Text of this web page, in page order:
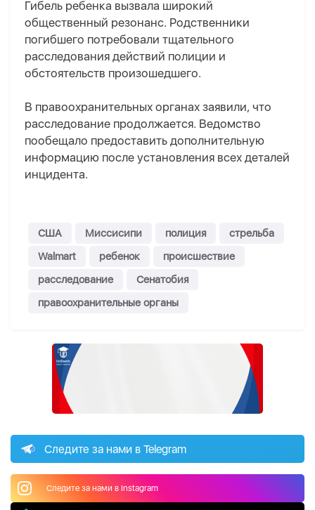
Гибель ребенка вызвала широкий
общественный резонанс. Родственники
погибшего потребовали тщательного
расследования действий полиции и
обстоятельств произошедшего.
В правоохранительных органах заявили, что
расследование продолжается. Ведомство
пообещало предоставить дополнительную
информацию после установления всех деталей
инцидента.
США Миссисипи полиция
стрельба
Walmart
ребенок
происшествие
расследование
Сенатобия
правоохранительные органы
Следите за нами в Telegram
Следите за нами в Instagram